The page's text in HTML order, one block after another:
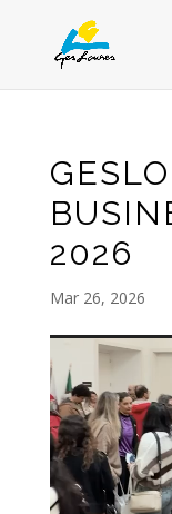
2026
Mar 26, 2026
Player